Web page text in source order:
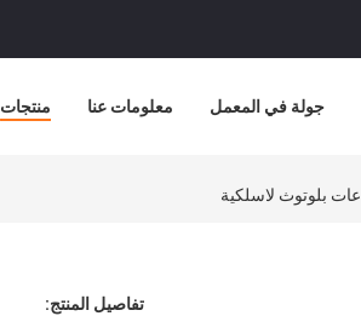
منتجات معلومات عنا جولة في المعمل
تفاصيل المنتج: